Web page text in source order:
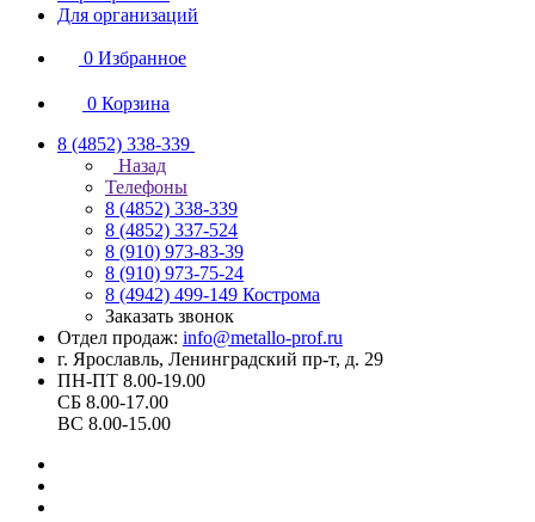
Для организаций
0 Избранное
0 Корзина
8 (4852) 338-339
Назад
Телефоны
8 (4852) 338-339
8 (4852) 337-524
8 (910) 973-83-39
8 (910) 973-75-24
8 (4942) 499-149 Кострома
Заказать звонок
Отдел продаж: info@metallo-prof.ru
г. Ярославль, Ленинградский пр-т, д. 29
ПН-ПТ 8.00-19.00
СБ 8.00-17.00
ВС 8.00-15.00